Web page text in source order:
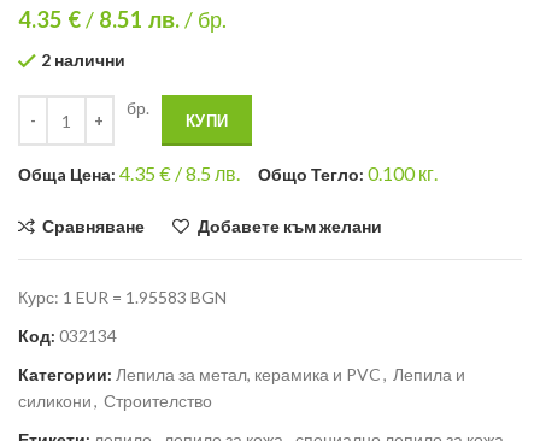
4.35 €/ 8.51 лв./ бр.
2 налични
бр.
КУПИ
Общa Цена: 4.35€ /8.5 лв. Общо Тегло: 0.100кг.
Сравняване Добавете към желани
Курс: 1 EUR = 1.95583 BGN
Код: 032134
Категории: Лепила за метал, керамика и PVC, Лепила и
силикони, Строителство